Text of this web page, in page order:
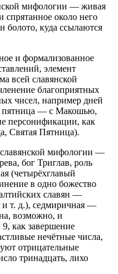
мифологии — живая
спрятанное около него
болото, куда ссылаются
и формализованное
элемент
всей славянской
благоприятных
чисел, например дней
пятница — с Макошью,
персонификации, как
Святая Пятница).
мифологии —
бог Триглав, роль
(четырёхглавый
в одно божество
славян —
и т. д.), седмиричная —
возможно, и
как завершение
нечётные числа,
отрицательные
тринадцать, лихо